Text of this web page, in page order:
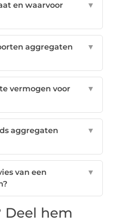
en waarvoor
▼
aggregaten
▼
vermogen voor
▼
aggregaten
▼
van een
▼
Deel hem